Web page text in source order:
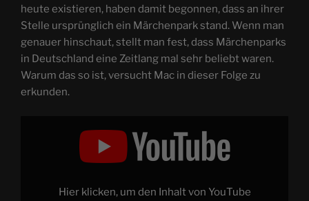
heute existieren, haben damit begonnen, dass an ihrer
Stelle ursprünglich ein Märchenpark stand. Wenn man
genauer hinschaut, stellt man fest, dass Märchenparks
in Deutschland eine Zeitlang mal sehr beliebt waren.
Warum das so ist, versucht Mac in dieser Folge zu
erkunden.
Hier klicken, um den Inhalt von YouTube